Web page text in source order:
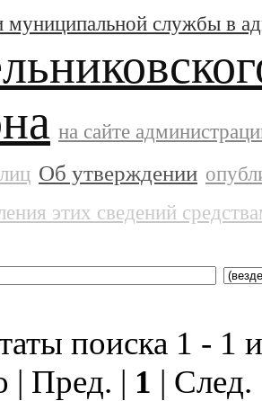
муниципальной службы в
на сайте
Об утверждении
этих сведений
поиска 1 - 1
| Пред. | 1 |